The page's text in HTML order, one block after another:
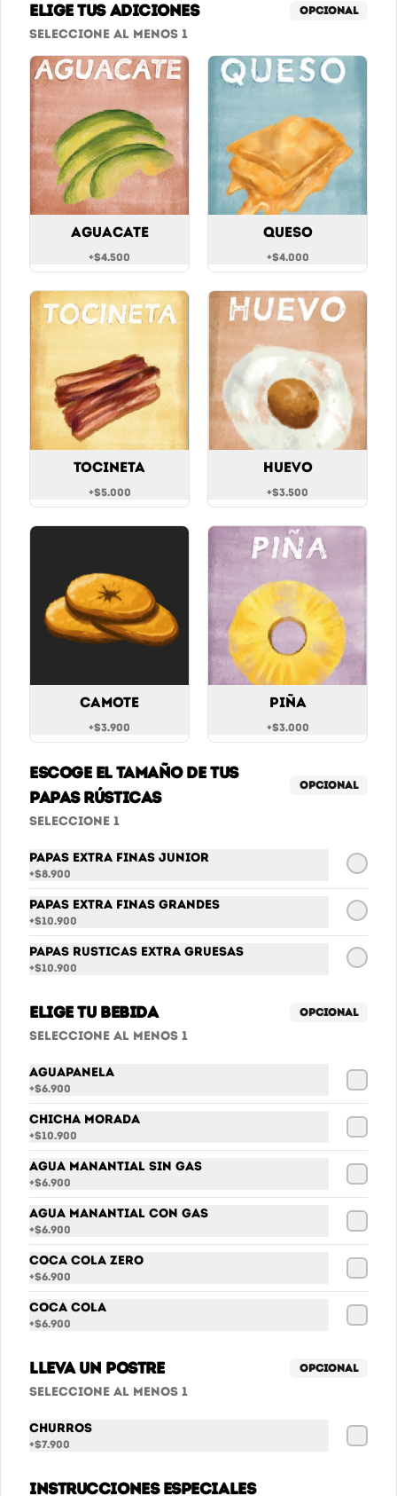
$10.900
Jugos Surtidos
o Piña & Hierbabuena.
$10.900
AGUAS Y GASEOSAS
Agua con Gas
Agua Manantial con gas 300 ml
$6.900
Agua sin gas
Agua manantial sin gas 300 ml
Coca Cola Original
Coca cola original 400ml
Coca Cola Zero
Sprite
Sprite
$6.900
Conócenos
Cobertura
Promociones - Términos y condiciones
Política de privacidad
Elige tus adiciones Opcional
Seleccione al menos 1
Aguacate
+$4.500
Queso
+$4.000
Tocineta
+$5.000
Huevo
+$3.500
Camote
+$3.900
Piña
+$3.000
Escoge el tamaño de tus
papas Rústicas
Opcional
Seleccione 1
Papas Extra finas Junior
+$8.900
Papas Extra finas Grandes
+$10.900
Papas Rusticas Extra Gruesas
+$10.900
Elige tu bebida Opcional
Seleccione al menos 1
Aguapanela
+$6.900
Chicha Morada
+$10.900
Agua Manantial sin gas
+$6.900
Agua Manantial con gas
+$6.900
Coca Cola Zero
+$6.900
Coca Cola
+$6.900
Lleva un postre Opcional
Seleccione al menos 1
Churros
+$7.900
Instrucciones especiales